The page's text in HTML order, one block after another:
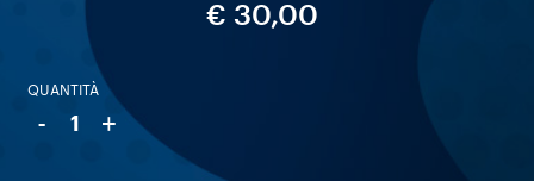
€ 30,00
QUANTITÀ
- 1 +